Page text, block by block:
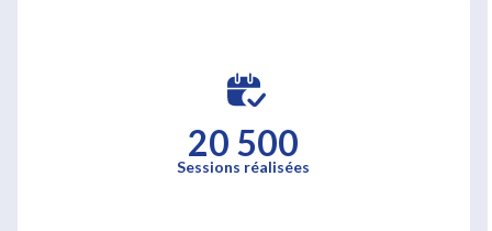
20 500
Sessions réalisées